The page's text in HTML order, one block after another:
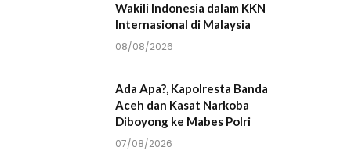
Wakili Indonesia dalam KKN
Internasional di Malaysia
08/08/2026
Ada Apa?, Kapolresta Banda
Aceh dan Kasat Narkoba
Diboyong ke Mabes Polri
07/08/2026